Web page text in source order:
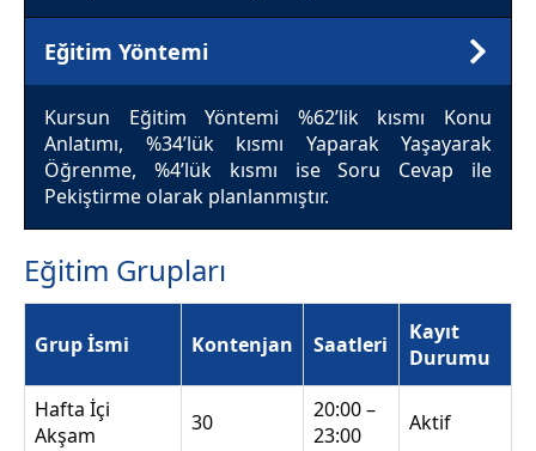
Eğitim Yöntemi
Kursun Eğitim Yöntemi %62’lik kısmı Konu
Anlatımı, %34’lük kısmı Yaparak Yaşayarak
Öğrenme, %4’lük kısmı ise Soru Cevap ile
Pekiştirme olarak planlanmıştır.
Eğitim Grupları
Grup İsmi Kontenjan Saatleri
Kayıt
Durumu
Hafta İçi
Akşam
30
20:00 –
23:00
Aktif